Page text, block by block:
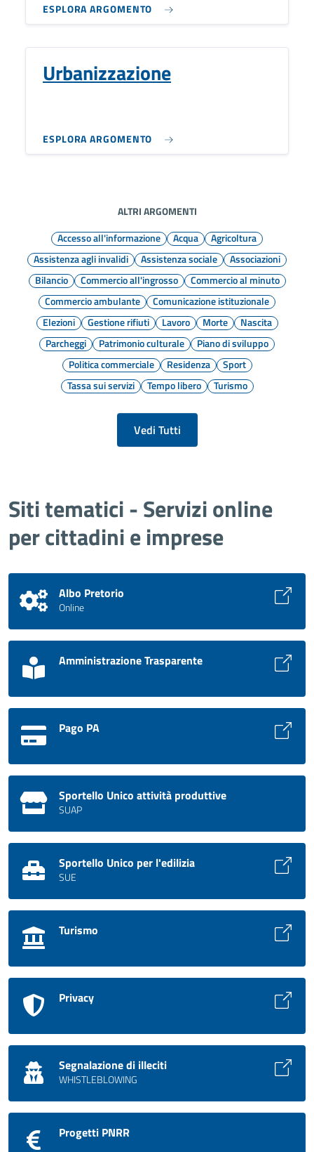
ESPLORA ARGOMENTO
Urbanizzazione
ESPLORA ARGOMENTO
ALTRI ARGOMENTI
Accesso all'informazione
Acqua
Agricoltura
Assistenza agli invalidi
Assistenza sociale
Associazioni
Bilancio
Commercio all'ingrosso
Commercio al minuto
Commercio ambulante
Comunicazione istituzionale
Elezioni
Gestione rifiuti Lavoro Morte
Nascita
Parcheggi
Patrimonio culturale
Piano di sviluppo
Politica commerciale
Residenza
Sport
Tassa sui servizi
Tempo libero Turismo
Vedi Tutti
Siti tematici - Servizi online
per cittadini e imprese
Albo Pretorio
Online
Amministrazione Trasparente
Pago PA
Sportello Unico attività produttive
SUAP
Sportello Unico per l'edilizia
SUE
Turismo
Privacy
Segnalazione di illeciti
WHISTLEBLOWING
Progetti PNRR